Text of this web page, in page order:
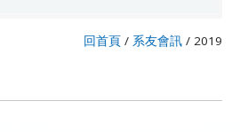
回首頁 / 系友會訊 / 2019